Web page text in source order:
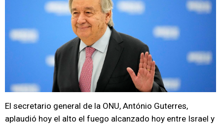
El secretario general de la ONU, António Guterres,
aplaudió hoy el alto el fuego alcanzado hoy entre Israel y